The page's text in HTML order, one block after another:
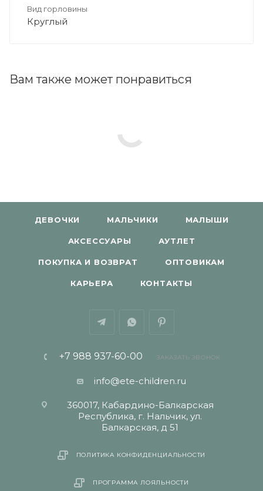
Вид горловины
Круглый
Вам также может понравиться
ДЕВОЧКИ МАЛЬЧИКИ МАЛЫШИ
АКСЕССУАРЫ АУТЛЕТ
ПОКУПКА И ВОЗВРАТ ОПТОВИКАМ
КАРЬЕРА КОНТАКТЫ
+7 988 937-60-00 ЗАКАЗАТЬ ЗВОНОК
info@ete-children.ru
360017, Кабардино-Балкарская
Республика, г. Нальчик, ул.
Балкарская, д 51
ПОЛИТИКА КОНФИДЕНЦИАЛЬНОСТИ
ПРОГРАММА ЛОЯЛЬНОСТИ